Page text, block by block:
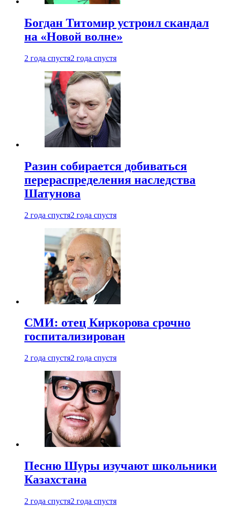
Богдан Титомир устроил скандал
на «Новой волне»
2 года спустя2 года спустя
Разин собирается добиваться
перераспределения наследства
Шатунова
2 года спустя2 года спустя
СМИ: отец Киркорова срочно
госпитализирован
2 года спустя2 года спустя
Песню Шуры изучают школьники
Казахстана
2 года спустя2 года спустя